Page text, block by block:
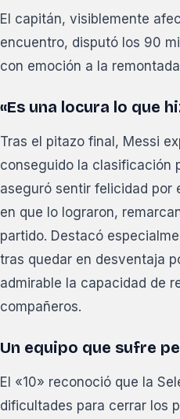
El capitán, visiblemente
encuentro, disputó los 90
con emoción a la
«Es una locura lo que
Tras el pitazo final, Messi
conseguido la clasificación
aseguró sentir felicidad por
en que lo lograron,
partido. Destacó
tras quedar en desventaja
admirable la capacidad de
compañeros.
Un equipo que sufre
El «10» reconoció que la
dificultades para cerrar los